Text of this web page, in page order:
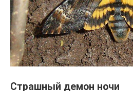
Страшный демон ночи